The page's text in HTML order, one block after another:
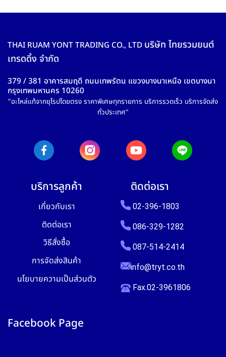
THAI RUAM YONT TRADING CO., LTD บริษัท ไทยรวมยนต์
เทรดดิ้ง จำกัด
379 / 381 อาคารสมฤดี ถนนเทพรัตน แขวงบางนาเหนือ เขตบางนา
กรุงเทพมหานคร 10260
"อะไหล่แท้จากยุโรปโดยตรง ราคาพิเศษทุกรายการ บริการรวดเร็ว บริการจัดส่ง
ทั่วประเทศ"
บริการลูกค้า
เกี่ยวกับเรา
ติดต่อเรา
วิธีสั่งซื้อ
การจัดส่งสินค้า
นโยบายความเป็นส่วนตัว
ติดต่อเรา
02-396-1803
086-329-1282
087-514-2414
info@tryt.co.th
Fax.02-3961806
Facebook Page